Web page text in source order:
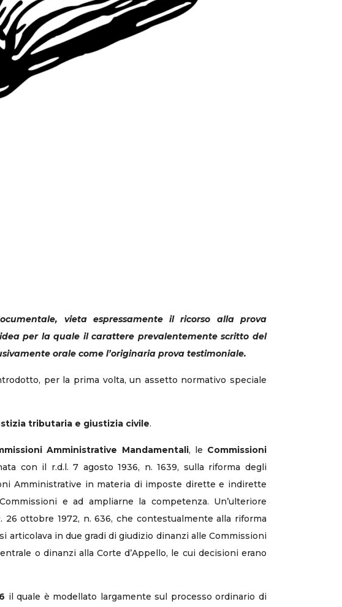
vieta espressamente il ricorso alla prova
per la quale il carattere prevalentemente scritto del
orale come l’originaria prova testimoniale.
per la prima volta, un assetto normativo speciale
tributaria e giustizia civile.
Amministrative Mandamentali, le Commissioni
con il r.d.l. 7 agosto 1936, n. 1639, sulla riforma degli
Amministrative in materia di imposte dirette e indirette
e ad ampliarne la competenza. Un’ulteriore
ottobre 1972, n. 636, che contestualmente alla riforma
articolava in due gradi di giudizio dinanzi alle Commissioni
o dinanzi alla Corte d’Appello, le cui decisioni erano
il quale è modellato largamente sul processo ordinario di